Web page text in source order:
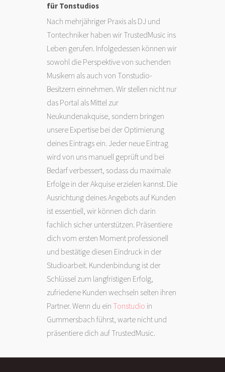
für Tonstudios
Nach mehrjähriger Praxis als DJ und
Tontechniker haben wir TrustedMusic ins
Leben gerufen. Infolgedessen können wir
sowohl die Perspektive von suchenden
Musikern als auch von Tonstudio-
Besitzern einnehmen. Wir stellen nicht nur
das Portal als Mittel zur
Neukundenakquise, sondern bringen
unsere Expertise bei der Optimierung
deines Eintrags ein. Jeder neue Eintrag
wird von uns manuell geprüft und bei
Bedarf verbessert, sodass du maximale
Erfolge in der Akquise erzielen kannst. Die
Ausrichtung deines Angebots auf Kunden
ist essentiell, wir können dich darin
fachlich sicher unterstützen. Präsentiere
dich vom ersten Moment professionell
und bestätige diesen Eindruck in der
Studioarbeit. Kundenbindung ist der
Schlüssel zum langfristigen Erfolg,
zufriedene Kunden wechseln selten ihren
Partner. Wenn du ein Tonstudio in
Gummersbach führst, warte nicht und
präsentiere dich auf TrustedMusic.